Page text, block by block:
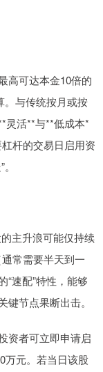
高可达本金10倍的
。与传统按月或按
灵活**与**低成本*
杆的交易日启用资
主升浪可能仅持续
常需要半天到一
“速配”特性，能够
节点果断出击。
资者可立即申请启
万元。若当日该股